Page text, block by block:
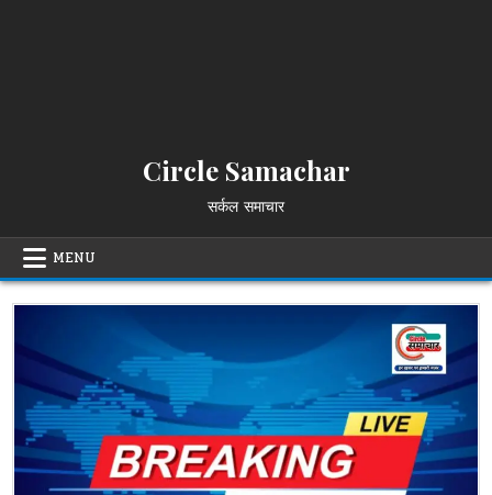
Circle Samachar
सर्कल समाचार
MENU